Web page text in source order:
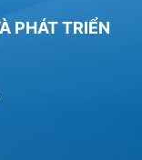
PHÁT TRIỂN